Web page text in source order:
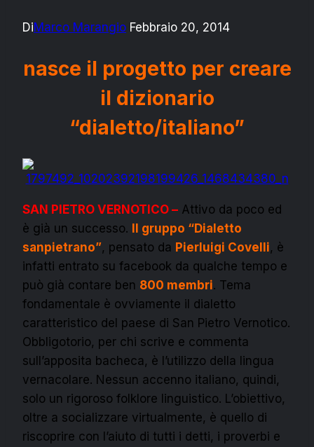
DiMarco Marangio Febbraio 20, 2014
nasce il progetto per creare
il dizionario
“dialetto/italiano”
SAN PIETRO VERNOTICO – Attivo da poco ed
è già un successo. Il gruppo “Dialetto
sanpietrano”, pensato da Pierluigi Covelli, è
infatti entrato su facebook da qualche tempo e
può già contare ben 800 membri. Tema
fondamentale è ovviamente il dialetto
caratteristico del paese di San Pietro Vernotico.
Obbligotorio, per chi scrive e commenta
sull’apposita bacheca, è l’utilizzo della lingua
vernacolare. Nessun accenno italiano, quindi,
solo un rigoroso folklore linguistico. L’obiettivo,
oltre a socializzare virtualmente, è quello di
riscoprire con l’aiuto di tutti i detti, i proverbi e